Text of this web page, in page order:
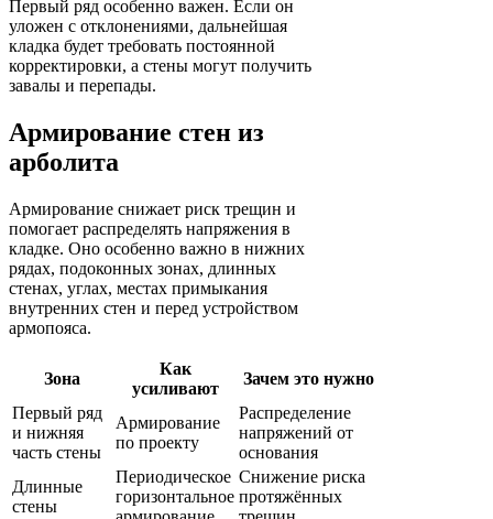
Первый ряд особенно важен. Если он
уложен с отклонениями, дальнейшая
кладка будет требовать постоянной
корректировки, а стены могут получить
завалы и перепады.
Армирование стен из
арболита
Армирование снижает риск трещин и
помогает распределять напряжения в
кладке. Оно особенно важно в нижних
рядах, подоконных зонах, длинных
стенах, углах, местах примыкания
внутренних стен и перед устройством
армопояса.
Зона
Как
усиливают
Зачем это нужно
Первый ряд
и нижняя
часть стены
Армирование
по проекту
Распределение
напряжений от
основания
Длинные
стены
Периодическое
горизонтальное
Снижение риска
протяжённых